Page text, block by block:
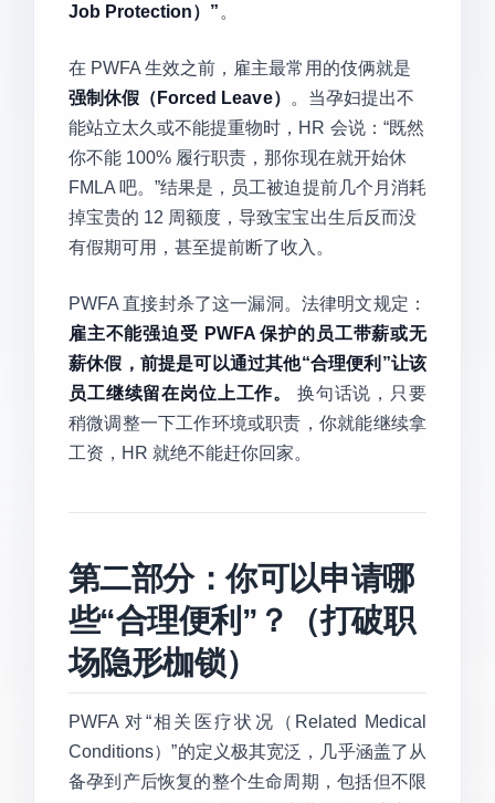
Job Protection）” 。
在 PWFA 生效之前，雇主最常用的伎俩就是
强制休假（Forced Leave）
。当孕妇提出不
能站立太久或不能提重物时，HR 会说：“既然
你不能 100% 履行职责，那你现在就开始休
FMLA 吧。”结果是，员工被迫提前几个月消耗
掉宝贵的 12 周额度，导致宝宝出生后反而没
有假期可用，甚至提前断了收入。
PWFA 直接封杀了这一漏洞。法律明文规定：
雇主不能强迫受 PWFA 保护的员工带薪或无
薪休假，前提是可以通过其他“合理便利”让该
员工继续留在岗位上工作。
换句话说，只要
稍微调整一下工作环境或职责，你就能继续拿
工资，HR 就绝不能赶你回家。
第二部分：你可以申请哪
些“合理便利”？（打破职
场隐形枷锁）
PWFA 对“相关医疗状况（Related Medical
Conditions）”的定义极其宽泛，几乎涵盖了从
备孕到产后恢复的整个生命周期，包括但不限